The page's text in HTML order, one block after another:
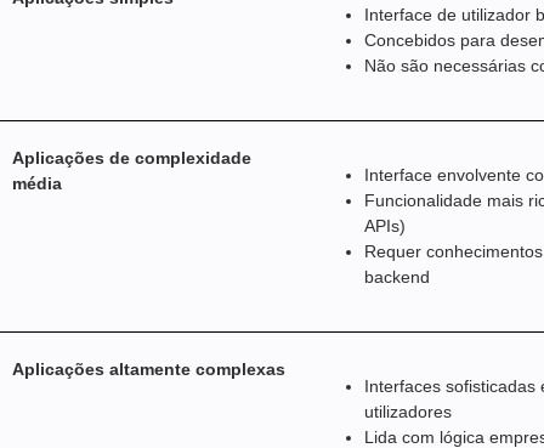
Interface de utilizador
Concebidos para
Não são necessárias
Aplicações de complexidade
média
Interface envolvente
Funcionalidade mais
APIs)
Requer
backend
Aplicações altamente complexas
Interfaces sofisticadas
utilizadores
Lida com lógica